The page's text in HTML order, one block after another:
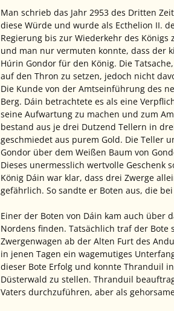
Man schrieb das Jahr 2953 des Dritten
diese Würde und wurde als Ecthelion II.
Regierung bis zur Wiederkehr des
und man nur vermuten konnte, dass der
Húrin Gondor für den König. Die
auf den Thron zu setzen, jedoch nicht
Die Kunde von der Amtseinführung des
Berg. Dáin betrachtete es als eine
seine Aufwartung zu machen und zum
bestand aus je drei Dutzend Tellern in
geschmiedet aus purem Gold. Die Teller
Gondor über dem Weißen Baum von
Dieses unermesslich wertvolle
König Dáin war klar, dass drei Zwerge
gefährlich. So sandte er Boten aus, die
Einer der Boten von Dáin kam auch über
Nordens finden. Tatsächlich traf der
Zwergenwagen ab der Alten Furt des
in jenen Tagen ein wagemutiges
dieser Bote Erfolg und konnte Thranduil
Düsterwald zu stellen. Thranduil
Vaters durchzuführen, aber als